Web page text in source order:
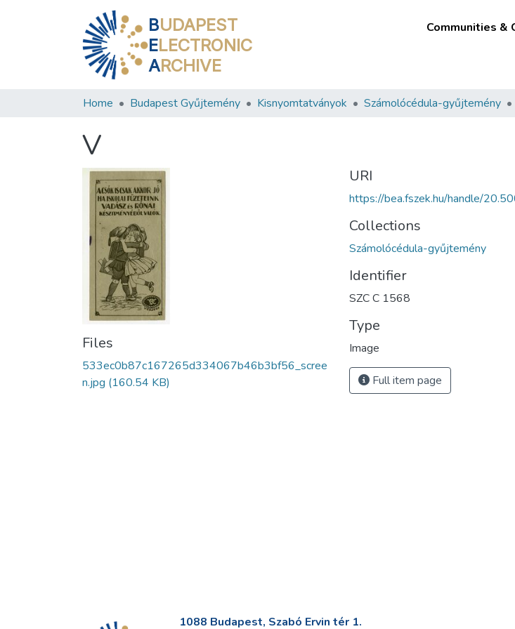
BUDAPEST
ELECTRONIC
ARCHIVE
Communities &
Home Budapest Gyűjtemény Kisnyomtatványok Számolócédula-gyűjtemény
V
Files
533ec0b87c167265d334067b46b3bf56_scree
n.jpg (160.54 KB)
URI
https://bea.fszek.hu/handle/
Collections
Számolócédula-gyűjtemény
Identifier
SZC C 1568
Type
Image
Full item page
1088 Budapest, Szabó Ervin tér 1.